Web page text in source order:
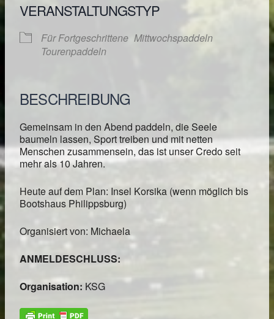
VERANSTALTUNGSTYP
Für Fortgeschrittene Mittwochspaddeln
Tourenpaddeln
BESCHREIBUNG
Gemeinsam in den Abend paddeln, die Seele
baumeln lassen, Sport treiben und mit netten
Menschen zusammensein, das ist unser Credo seit
mehr als 10 Jahren.
Heute auf dem Plan: Insel Korsika (wenn möglich bis
Bootshaus Philippsburg)
Organisiert von: Michaela
ANMELDESCHLUSS:
Organisation: KSG